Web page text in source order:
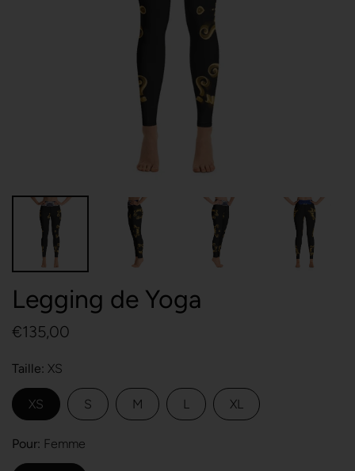
Legging de Yoga
€135,00
Taille XS
XS S M L XL
Pour Femme